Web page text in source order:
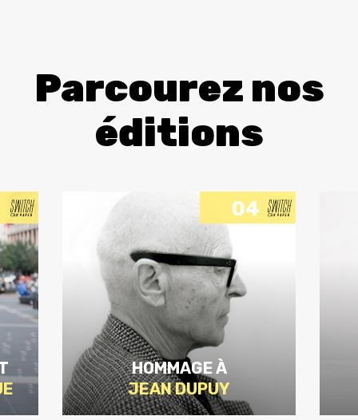
Parcourez nos
éditions
04
HOMMAGE À
JEAN DUPUY